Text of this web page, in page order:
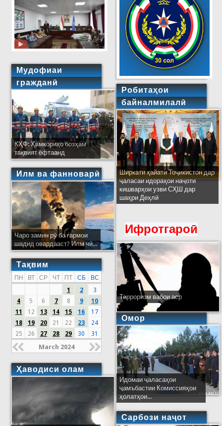
Мудофиаи
гражданӣ
КҲФ: Ҳамкориҳо бозҳам
тақвият ёфтаанд
Илм ва фанноварӣ
Чаро замин рӯ ба гармои
шадид овардааст? Илм чӣ...
Тақвим
ПН ВТ СР ЧТ ПТ СБ
ВС
1
2
3
4
5 6 7 8 9
10
11
12 13 14 15 16
17
18
19 20 21 22 23
24
25
26 27 28 29 30 31
March 2024
Ҳаводиси олам
Робитаҳои
байналмилалӣ
Ширкати ҳайати Тоҷикистон дар
ҷаласаи идораҳои наҷоти
кишварҳои узви СҲШ дар
шаҳри Деҳлӣ
Ифротгароӣ
Терроризм вабои аср
Омор
Идомаи ҷаласаҳои
ҷамъбастии Комиссияҳои
ҳолатҳои...
Сарбози наҷот